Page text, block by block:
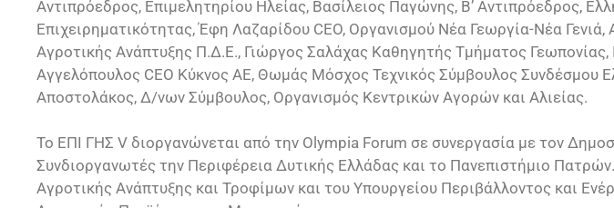
Αντιπρόεδρος, Επιμελητηρίου Ηλείας, Βασίλειος Παγώνης, Β’ Αντιπρόεδρος,
Επιχειρηματικότητας, Έφη Λαζαρίδου CEO, Οργανισμού Νέα Γεωργία-Νέα Γενιά,
Αγροτικής Ανάπτυξης Π.Δ.Ε., Γιώργος Σαλάχας Καθηγητής Τμήματος
Αγγελόπουλος CEO Κύκνος ΑΕ, Θωμάς Μόσχος Τεχνικός Σύμβουλος Συνδέσμου
Αποστολάκος, Δ/νων Σύμβουλος, Οργανισμός Κεντρικών Αγορών και Αλιείας.
To ΕΠΙ ΓΗΣ V διοργανώνεται από την Olympia Forum σε συνεργασία με τον
Συνδιοργανωτές την Περιφέρεια Δυτικής Ελλάδας και το Πανεπιστήμιο
Αγροτικής Ανάπτυξης και Τροφίμων και του Υπουργείου Περιβάλλοντος και